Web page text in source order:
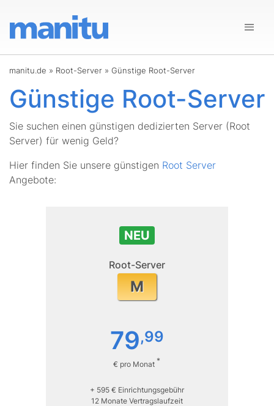
manitu.de » Root-Server » Günstige Root-Server
Günstige Root-Server
Sie suchen einen günstigen dedizierten Server (Root
Server) für wenig Geld?
Hier finden Sie unsere günstigen Root Server
Angebote:
NEU
Root-Server
M
79,99
€ pro Monat *
+ 595 € Einrichtungsgebühr
12 Monate Vertragslaufzeit